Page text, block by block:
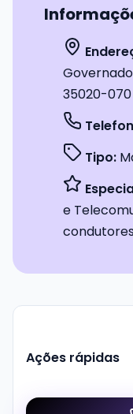
35020-070
Tipo:
e
condutores
Ações rápidas